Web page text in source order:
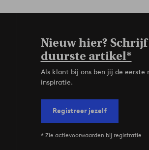
Nieuw hier?
duurste artikel*
Als klant bij ons ben jij de eerste
inspiratie.
Registreer jezelf
* Zie actievoorwaarden bij registratie